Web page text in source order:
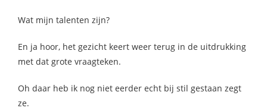
Wat mijn talenten zijn?
En ja hoor, het gezicht keert weer terug in de uitdrukking
met dat grote vraagteken.
Oh daar heb ik nog niet eerder echt bij stil gestaan zegt
ze.
de
website-